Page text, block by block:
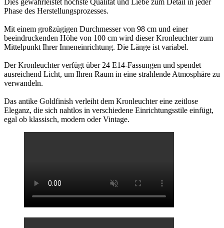
Dies gewährleistet höchste Qualität und Liebe zum Detail in jeder
Phase des Herstellungsprozesses.
Mit einem großzügigen Durchmesser von 98 cm und einer
beeindruckenden Höhe von 100 cm wird dieser Kronleuchter zum
Mittelpunkt Ihrer Inneneinrichtung. Die Länge ist variabel.
Der Kronleuchter verfügt über 24 E14-Fassungen und spendet
ausreichend Licht, um Ihren Raum in eine strahlende Atmosphäre zu
verwandeln.
Das antike Goldfinish verleiht dem Kronleuchter eine zeitlose
Eleganz, die sich nahtlos in verschiedene Einrichtungsstile einfügt,
egal ob klassisch, modern oder Vintage.